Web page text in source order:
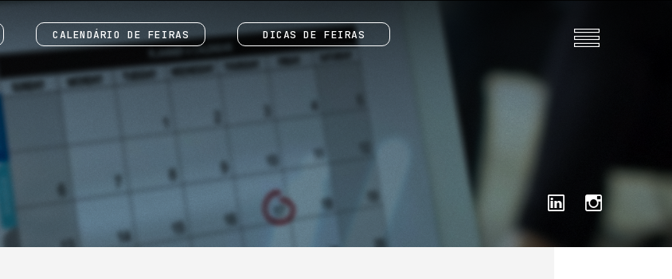
CALENDÁRIO DE FEIRAS DICAS DE FEIRAS